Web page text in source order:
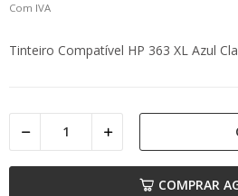
Com IVA
Tinteiro Compatível HP 363 XL Azul
COMPRAR